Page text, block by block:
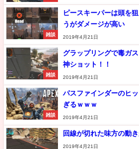
雑談
ピースキーパーは頭を
うがダメージが高い
2019年4月21日
雑談
グラップリングで毒ガ
神ショット！！
2019年4月21日
雑談
パスファインダーのヒ
ぎるｗｗｗ
2019年4月21日
回線が切れた味方の動
2019年4月21日